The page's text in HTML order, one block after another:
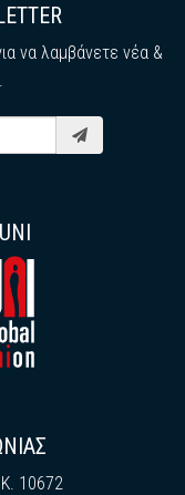
να λαμβάνετε νέα &
10672